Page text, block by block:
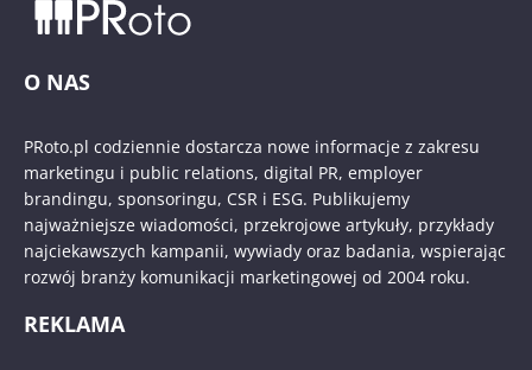
O NAS
PRoto.pl codziennie dostarcza nowe informacje z zakresu
marketingu i public relations, digital PR, employer
brandingu, sponsoringu, CSR i ESG. Publikujemy
najważniejsze wiadomości, przekrojowe artykuły, przykłady
najciekawszych kampanii, wywiady oraz badania, wspierając
rozwój branży komunikacji marketingowej od 2004 roku.
REKLAMA